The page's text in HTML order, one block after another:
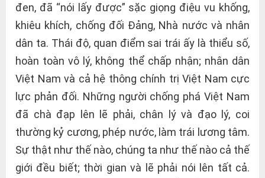
đen, đã “nói lấy được” sặc giọng điệu vu khống,
khiêu khích, chống đối Đảng, Nhà nước và nhân
dân ta. Thái độ, quan điểm sai trái ấy là thiểu số,
hoàn toàn vô lý, không thể chấp nhận; nhân dân
Việt Nam và cả hệ thông chính trị Việt Nam cực
lực phản đối. Những người chống phá Việt Nam
đã chà đạp lên lẽ phải, chân lý và đạo lý, coi
thường kỷ cương, phép nước, làm trái lương tâm.
Sự thật như thế nào, chúng ta như thế nào cả thế
giới đều biết; thời gian và lẽ phải nói lên tất cả.